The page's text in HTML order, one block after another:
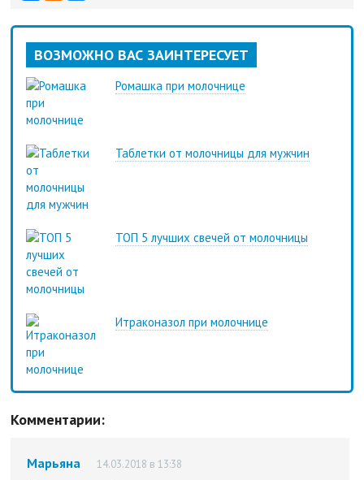
ВОЗМОЖНО ВАС ЗАИНТЕРЕСУЕТ
Ромашка при молочнице
Таблетки от молочницы для мужчин
ТОП 5 лучших свечей от молочницы
Итраконазол при молочнице
Комментарии:
Марьяна 14.03.2018 в 13:38